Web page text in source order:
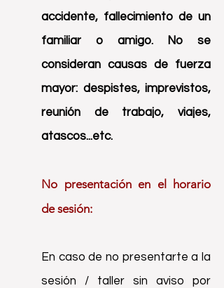
accidente, fallecimiento de un
familiar o amigo. No se
consideran causas de fuerza
mayor: despistes, imprevistos,
reunión de trabajo, viajes,
atascos...etc.
No presentación en el horario
de sesión:
En caso de no presentarte a la
sesión / taller sin aviso por